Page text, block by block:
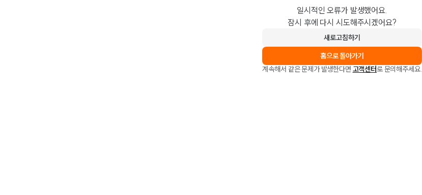
일시적인 오류가 발생했어요.
잠시 후에 다시 시도해주시겠어요?
새로고침하기
홈으로 돌아가기
계속해서 같은 문제가 발생한다면 고객센터로 문의해주세요.